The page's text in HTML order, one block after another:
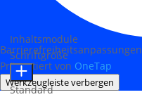
Barrierefreiheitsanpassungen
Präsentiert von OneTap
Werkzeugleiste verbergen
Inhaltsmodule
Schriftgröße
Standard